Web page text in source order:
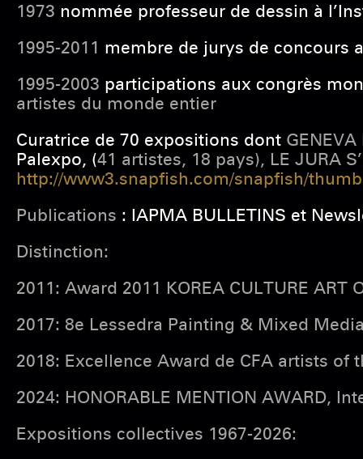
1973 nommée professeur de dessin à
1995-2011 membre de jurys de concours
1995-2003 participations aux congrès
artistes du monde entier
Curatrice de 70 expositions dont
Palexpo, (41 artistes, 18 pays), LE JURA
http://www3.snapfish.com/snapfish/
Publications : IAPMA BULLETINS et
Distinction:
2011: Award 2011 KOREA CULTURE ART
2017: 8e Lessedra Painting & Mixed
2018: Excellence Award de CFA artists of
2024: HONORABLE MENTION AWARD,
Expositions collectives 1967-2026: